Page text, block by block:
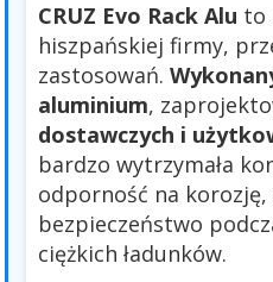
CRUZ Evo Rack Alu to
hiszpańskiej firmy,
zastosowań.
aluminium,
dostawczych i
bardzo wytrzymała
odporność na
bezpieczeństwo
ciężkich ładunków.